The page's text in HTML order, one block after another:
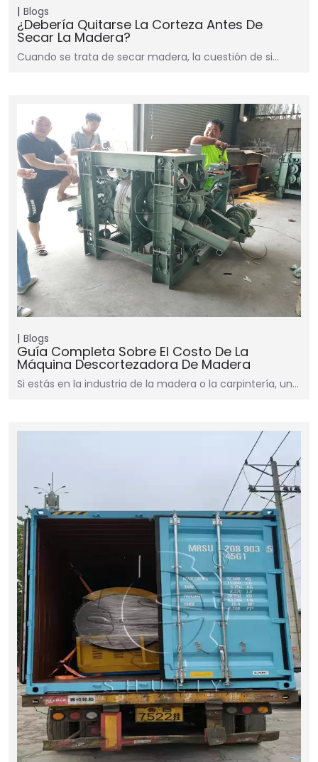
Blogs
¿Debería Quitarse La Corteza Antes De
Secar La Madera?
Cuando se trata de secar madera, la cuestión de si…
Blogs
Guía Completa Sobre El Costo De La
Máquina Descortezadora De Madera
Si estás en la industria de la madera o la carpintería, un…